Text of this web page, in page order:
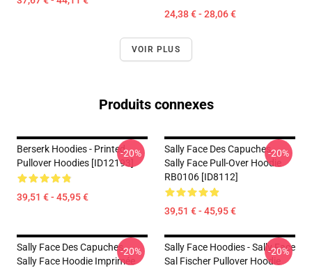
24,38 € - 28,06 €
VOIR PLUS
Produits connexes
Berserk Hoodies - Printed
Pullover Hoodies [ID12193]
39,51 € - 45,95 €
-20%
Sally Face Des Capuches...
Sally Face Pull-Over Hoodie
RB0106 [ID8112]
39,51 € - 45,95 €
-20%
Sally Face Des Capuches...
Sally Face Hoodie Imprimée
-20%
Sally Face Hoodies - Sally Face
Sal Fischer Pullover Hoodie
-20%